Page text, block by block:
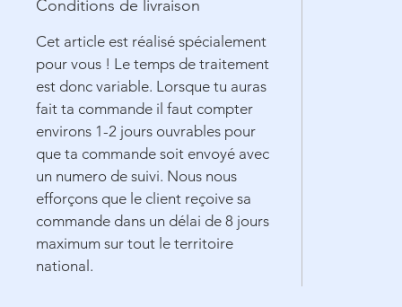
Conditions de livraison
Cet article est réalisé spécialement
pour vous ! Le temps de traitement
est donc variable. Lorsque tu auras
fait ta commande il faut compter
environs 1-2 jours ouvrables pour
que ta commande soit envoyé avec
un numero de suivi. Nous nous
efforçons que le client reçoive sa
commande dans un délai de 8 jours
maximum sur tout le territoire
national.